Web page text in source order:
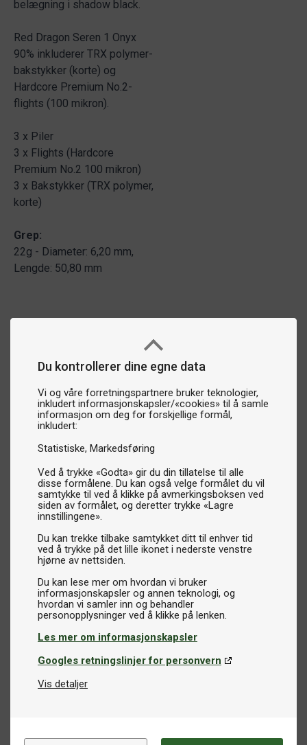
Du kontrollerer dine egne data
Vi og våre forretningspartnere bruker teknologier,
inkludert informasjonskapsler/«cookies» til å samle
informasjon om deg for forskjellige formål,
inkludert:
Statistiske Markedsføring
Ved å trykke «Godta» gir du din tillatelse til alle
disse formålene. Du kan også velge formålet du vil
samtykke til ved å klikke på avmerkingsboksen ved
siden av formålet, og deretter trykke «Lagre
innstillingene».
Du kan trekke tilbake samtykket ditt til enhver tid
ved å trykke på det lille ikonet i nederste venstre
hjørne av nettsiden.
Du kan lese mer om hvordan vi bruker
informasjonskapsler og annen teknologi, og
hvordan vi samler inn og behandler
Les mer om informasjonskapsler
Googles retningslinjer for personvern
Vis detaljer
belægning i shadow black.
Red Dragon Seren 1 Onyx
90% inkluderer TRX polymer-
bakstykker (korte) og
Hardcore Premium No.2-
flights (100 mikron).
3 x Piler
3 x Flights (Hardcore
Premium No.2 100 mikron)
3 x Bakstykker (TRX polymer,
korte)
Grep:
22g - Diameter: 6,20 mm,
Lengde: 50,80 mm